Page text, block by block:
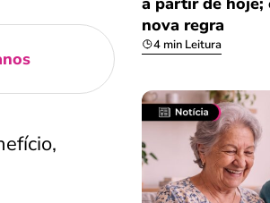
nova regra
4 min Leitura